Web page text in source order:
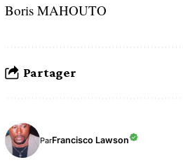
Boris MAHOUTO
Partager
ParFrancisco Lawson